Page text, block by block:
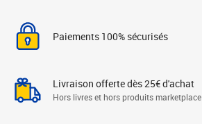
Paiements 100% sécurisés
Livraison offerte dès 25€ d'achat
Hors livres et hors produits marketplace